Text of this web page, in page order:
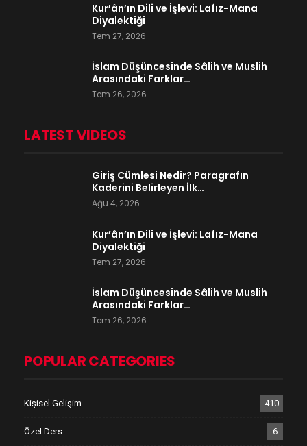
Kur’ân’ın Dili ve İşlevi: Lafız-Mana
Diyalektiği
Tem 27, 2026
İslam Düşüncesinde Sâlih ve Muslih
Arasındaki Farklar…
Tem 26, 2026
LATEST VIDEOS
Giriş Cümlesi Nedir? Paragrafın
Kaderini Belirleyen İlk…
Ağu 4, 2026
Kur’ân’ın Dili ve İşlevi: Lafız-Mana
Diyalektiği
Tem 27, 2026
İslam Düşüncesinde Sâlih ve Muslih
Arasındaki Farklar…
Tem 26, 2026
POPULAR CATEGORIES
Kişisel Gelişim 410
Özel Ders 6